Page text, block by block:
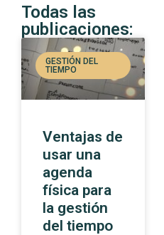
Todas las
publicaciones:
GESTIÓN DEL
TIEMPO
Ventajas de
usar una
agenda
física para
la gestión
del tiempo